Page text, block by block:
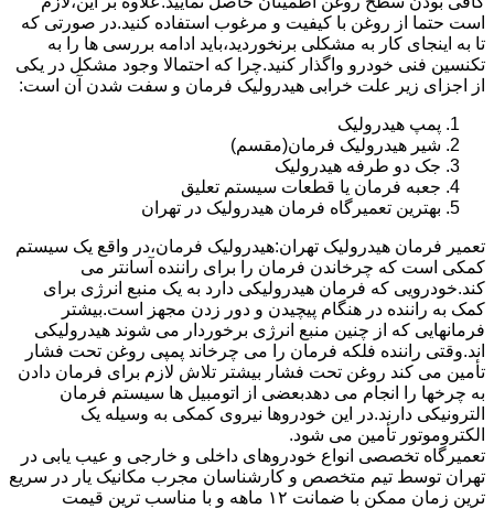
است حتما از روغن با کیفیت و مرغوب استفاده کنید.در صورتی که
تا به اینجای کار به مشکلی برنخوردید،باید ادامه بررسی ها را به
تکنسین فنی خودرو واگذار کنید.چرا که احتمالا وجود مشکل در یکی
از اجزای زیر علت خرابی هیدرولیک فرمان و سفت شدن آن است:
پمپ هیدرولیک
شیر هیدرولیک فرمان(مقسم)
جک دو طرفه هیدرولیک
جعبه فرمان یا قطعات سیستم تعلیق
بهترین تعمیرگاه فرمان هیدرولیک در تهران
تعمیر فرمان هیدرولیک تهران:هیدرولیک فرمان،در واقع یک سیستم
کمکی است که چرخاندن فرمان را برای راننده آسانتر می
کند.خودرویی که فرمان هیدرولیکی دارد به یک منبع انرژی برای
کمک به راننده در هنگام پیچیدن و دور زدن مجهز است.بیشتر
فرمانهایی که از چنین منبع انرژی برخوردار می شوند هیدرولیکی
اند.وقتی راننده فلکه فرمان را می چرخاند پمپی روغن تحت فشار
تأمین می کند روغن تحت فشار بیشتر تلاش لازم برای فرمان دادن
به چرخها را انجام می دهدبعضی از اتومبیل ها سیستم فرمان
الترونیکی دارند.در این خودروها نیروی کمکی به وسیله یک
الکتروموتور تأمین می شود.
تعمیرگاه تخصصی انواع خودروهای داخلی و خارجی و عیب یابی در
تهران توسط تیم متخصص و کارشناسان مجرب مکانیک یار در سریع
ترین زمان ممکن با ضمانت ۱۲ ماهه و با مناسب ترین قیمت